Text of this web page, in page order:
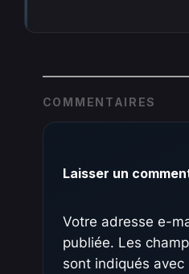
COMMENTAIRES
Laisser un
Votre adresse e-
publiée. Les
sont indiqués avec